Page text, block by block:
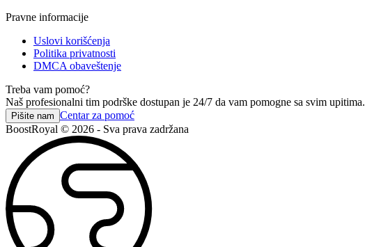
Pravne informacije
Uslovi korišćenja
Politika privatnosti
DMCA obaveštenje
Treba vam pomoć?
Naš profesionalni tim podrške dostupan je 24/7 da vam pomogne sa svim upitima.
Pišite nam Centar za pomoć
BoostRoyal © 2026 - Sva prava zadržana